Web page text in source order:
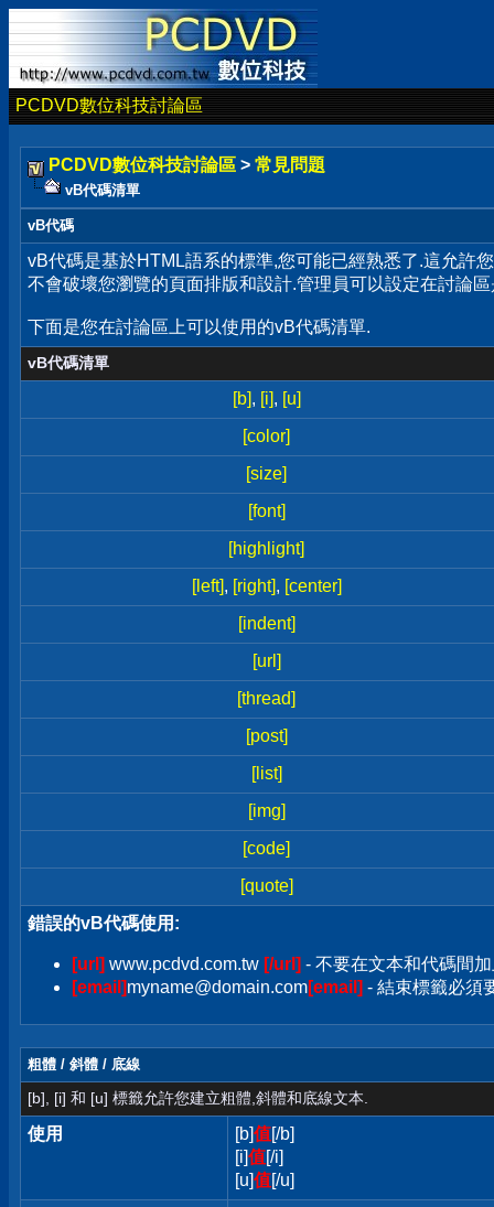
PCDVD數位科技討論區
PCDVD數位科技討論區 > 常見問題
vB代碼清單
vB代碼
vB代碼是基於HTML語系的標準,您可能已經熟悉了.這允許
不會破壞您瀏覽的頁面排版和設計.管理員可以設定在討論
下面是您在討論區上可以使用的vB代碼清單.
vB代碼清單
[b], [i], [u]
[color]
[size]
[font]
[highlight]
[left], [right], [center]
[indent]
[url]
[thread]
[post]
[list]
[img]
[code]
[quote]
錯誤的vB代碼使用:
[url] www.pcdvd.com.tw [/url] - 不要在文本和代碼間
[email]myname@domain.com[email] - 結束標籤必須
粗體 / 斜體 / 底線
[b], [i] 和 [u] 標籤允許您建立粗體,斜體和底線文本.
使用 [b]值[/b]
[i]值[/i]
[u]值[/u]